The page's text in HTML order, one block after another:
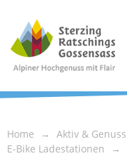
Home Aktiv & Genuss
E-Bike Ladestationen